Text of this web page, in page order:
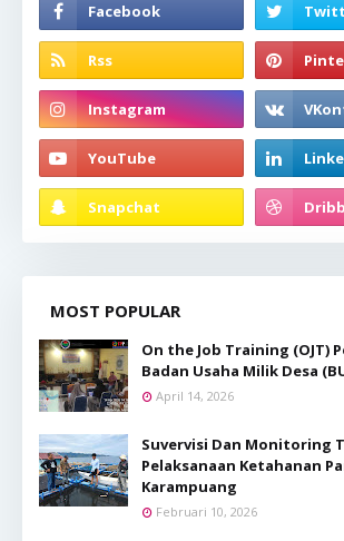
MOST POPULAR
On the Job Training (OJT)
Badan Usaha Milik Desa
April 14, 2026
Suvervisi Dan Monitoring
Pelaksanaan Ketahanan
Karampuang
Februari 10, 2026